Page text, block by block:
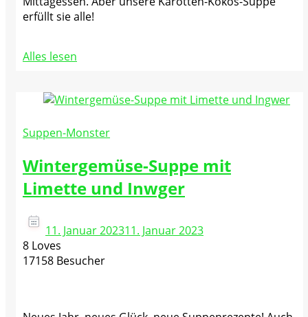
erfüllt sie alle!
Alles lesen
Suppen-Monster
Wintergemüse-Suppe mit
Limette und Inwger
11. Januar 202311. Januar 2023
8 Loves
17158 Besucher